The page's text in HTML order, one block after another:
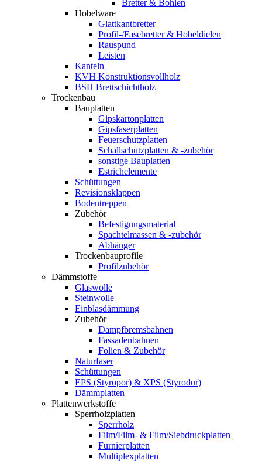
Bretter & Bohlen
Hobelware
Glattkantbretter
Profil-/Fasebretter & Hobeldielen
Rauspund
Leisten
Kanteln
KVH Konstruktionsvollholz
BSH Brettschichtholz
Trockenbau
Bauplatten
Gipskartonplatten
Gipsfaserplatten
Feuerschutzplatten
Schallschutzplatten & -zubehör
sonstige Bauplatten
Estrichelemente
Schüttungen
Revisionsklappen
Bodentreppen
Zubehör
Befestigungsmaterial
Spachtelmassen & -zubehör
Abhänger
Trockenbauprofile
Profilzubehör
Dämmstoffe
Glaswolle
Steinwolle
Einblasdämmung
Zubehör
Dampfbremsbahnen
Fassadenbahnen
Folien & Zubehör
Naturfaser
Schüttungen
EPS (Styropor) & XPS (Styrodur)
Dämmplatten
Plattenwerkstoffe
Sperrholzplatten
Sperrholz
Film/Film- & Film/Siebdruckplatten
Furnierplatten
Multiplexplatten